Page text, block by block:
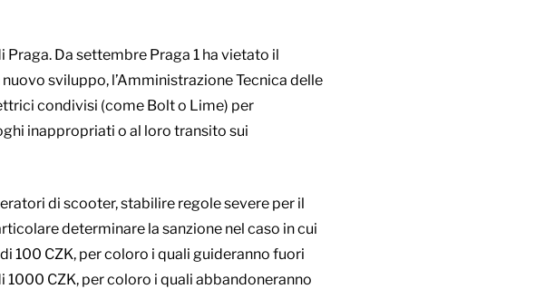
Da settembre Praga 1 ha vietato il
sviluppo, l’Amministrazione Tecnica delle
condivisi (come Bolt o Lime) per
inappropriati o al loro transito sui
di scooter, stabilire regole severe per il
determinare la sanzione nel caso in cui
100 CZK, per coloro i quali guideranno fuori
1000 CZK, per coloro i quali abbandoneranno